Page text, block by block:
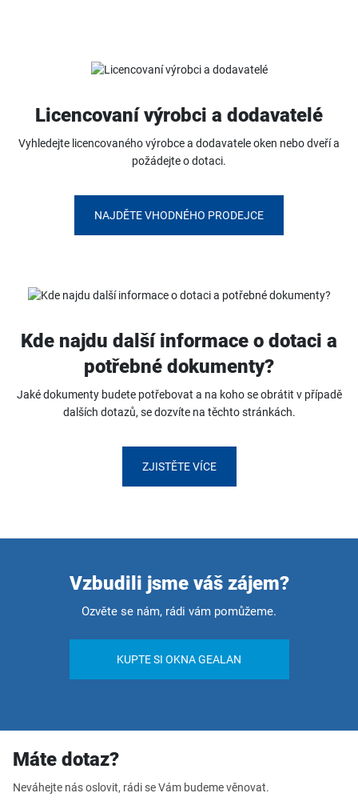
Licencovaní výrobci a dodavatelé
Vyhledejte licencovaného výrobce a dodavatele oken nebo dveří a
požádejte o dotaci.
NAJDĚTE VHODNÉHO PRODEJCE
Kde najdu další informace o dotaci a
potřebné dokumenty?
Jaké dokumenty budete potřebovat a na koho se obrátit v případě
dalších dotazů, se dozvíte na těchto stránkách.
ZJISTĚTE VÍCE
Vzbudili jsme váš zájem?
Ozvěte se nám, rádi vám pomůžeme.
KUPTE SI OKNA GEALAN
Máte dotaz?
Neváhejte nás oslovit, rádi se Vám budeme věnovat.